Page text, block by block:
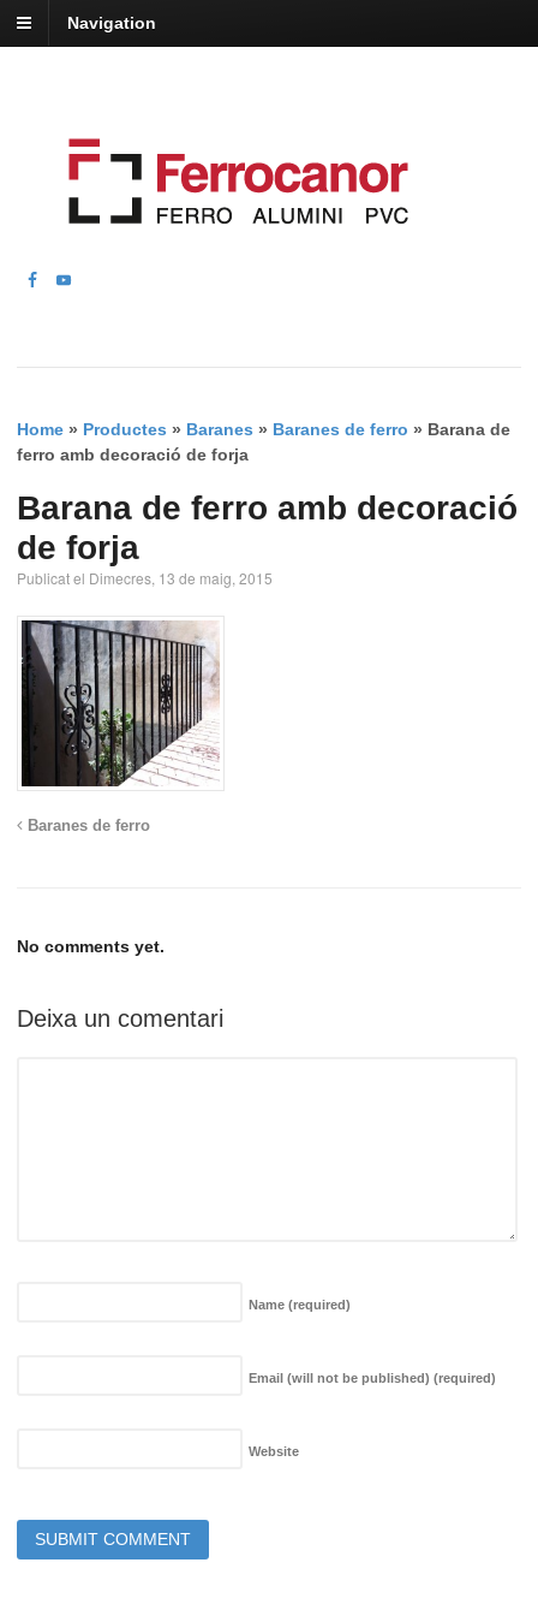
Navigation
Home » Productes » Baranes » Baranes de ferro » Barana de
ferro amb decoració de forja
Barana de ferro amb decoració
de forja
Publicat el Dimecres, 13 de maig, 2015
Baranes de ferro
No comments yet.
Deixa un comentari
Name (required)
Email (will not be published) (required)
Website